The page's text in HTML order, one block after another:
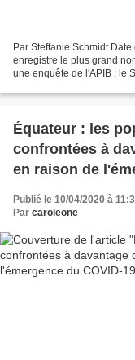
Par Steffanie Schmidt
enregistre le plus grand
une enquête de l'APIB ; le
Équateur : les
confrontées à
en raison de
Publié le 10/04/2020 à
Par caroleone